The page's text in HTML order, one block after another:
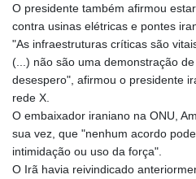
O presidente também afirmou
contra usinas elétricas e pontes
"As infraestruturas críticas são
(...) não são uma demonstração
desespero", afirmou o presidente
rede X.
O embaixador iraniano na ONU,
sua vez, que "nenhum acordo
intimidação ou uso da força".
O Irã havia reivindicado